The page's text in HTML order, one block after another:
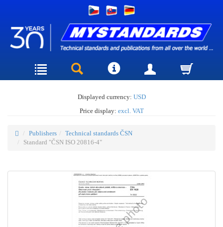
Displayed currency: USD
Price display: excl. VAT
Publishers
Technical standards ČSN
Standard "ČSN ISO 20816-4"